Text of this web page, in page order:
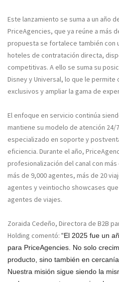
Este lanzamiento se suma a un año
PriceAgencies, que ya reúne a más
propuesta se fortalece también con
hoteles de contratación directa,
competitivas. A ello se suma su
Disney y Universal, lo que le
exclusivos y ampliar la gama de
El enfoque en servicio continúa
mantiene su modelo de atención
especializado en soporte y
eficiencia. Durante el año,
profesionalización del canal con
más de 9,000 agentes, más de 20
agentes y veintiocho showcases
agentes de viajes.
Zoraida Cedeño, Directora de B2B
Holding comentó: “El 2025 fue un
para PriceAgencies. No solo
producto, sino también en
Nuestra misión sigue siendo la